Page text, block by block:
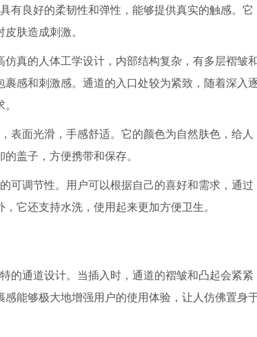
有良好的柔韧性和弹性，能够提供真实的触感。它
肤造成刺激。
真的人体工学设计，内部结构复杂，有多层褶皱
感和刺激感。通道的入口处较为紧致，随着深入
表面光滑，手感舒适。它的颜色为自然肤色，给人
盖子，方便携带和保存。
可调节性。用户可以根据自己的喜好和需求，通过
它还支持水洗，使用起来更加方便卫生。
的通道设计。当插入时，通道的褶皱和凸起会紧紧
能够极大地增强用户的使用体验，让人仿佛置身